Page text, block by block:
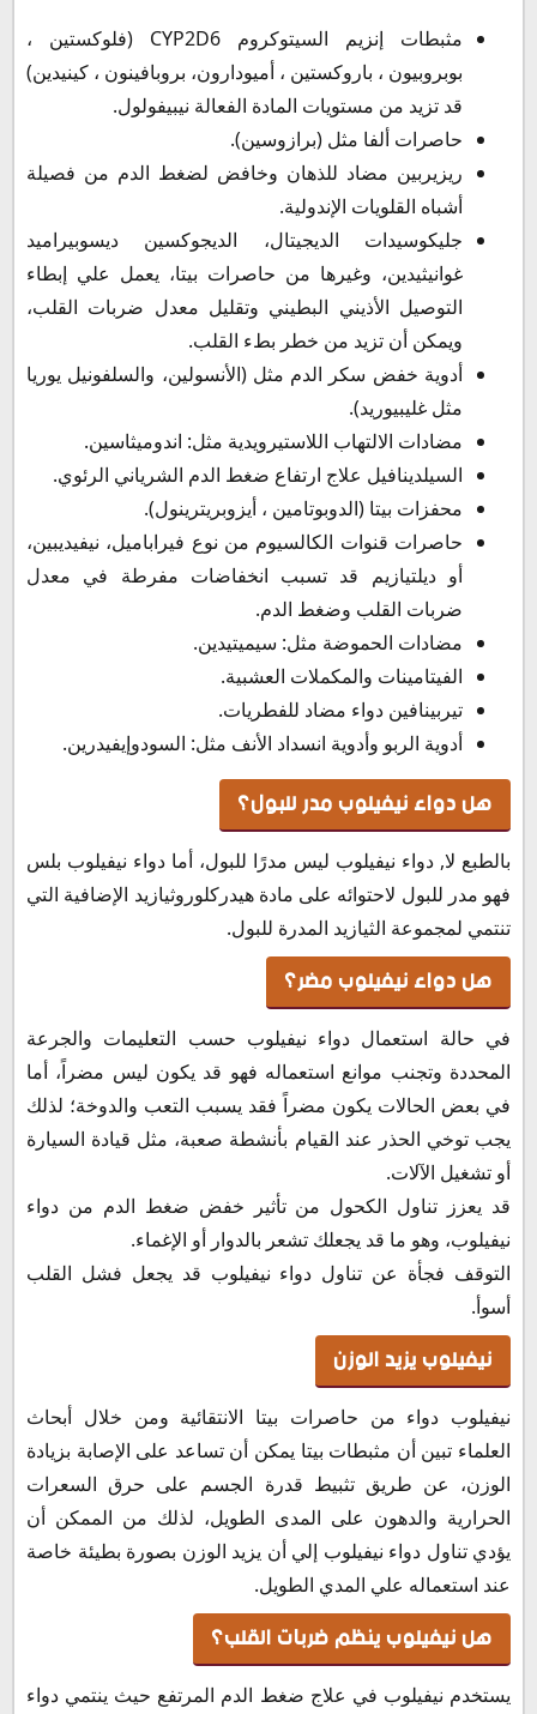
مثبطات إنزيم السيتوكروم CYP2D6 (فلوكستين ،
بوبروبيون ، باروكستين ، أميودارون، بروبافينون ، كينيدين)
قد تزيد من مستويات المادة الفعالة نيبيفولول.
حاصرات ألفا مثل (برازوسين).
ريزيربين مضاد للذهان وخافض لضغط الدم من فصيلة
أشباه القلويات الإندولية.
جليكوسيدات الديجيتال، الديجوكسين ديسوبيراميد
غوانيثيدين، وغيرها من حاصرات بيتا، يعمل علي إبطاء
التوصيل الأذيني البطيني وتقليل معدل ضربات القلب،
ويمكن أن تزيد من خطر بطء القلب.
أدوية خفض سكر الدم مثل (الأنسولين، والسلفونيل يوريا
مثل غليبيوريد).
مضادات الالتهاب اللاستيرويدية مثل: اندوميثاسين.
السيلدينافيل علاج ارتفاع ضغط الدم الشرياني الرئوي.
محفزات بيتا (الدوبوتامين ، أيزوبريترينول).
حاصرات قنوات الكالسيوم من نوع فيراباميل، نيفيديبين،
أو ديلتيازيم قد تسبب انخفاضات مفرطة في معدل
ضربات القلب وضغط الدم.
مضادات الحموضة مثل: سيميتيدين.
الفيتامينات والمكملات العشبية.
تيربينافين دواء مضاد للفطريات.
أدوية الربو وأدوية انسداد الأنف مثل: السودوإيفيدرين.
هل دواء نيفيلوب مدر للبول؟
بالطبع لا, دواء نيفيلوب ليس مدرًا للبول، أما دواء نيفيلوب بلس
فهو مدر للبول لاحتوائه على مادة هيدركلوروثيازيد الإضافية التي
تنتمي لمجموعة الثيازيد المدرة للبول.
هل دواء نيفيلوب مضر؟
في حالة استعمال دواء نيفيلوب حسب التعليمات والجرعة
المحددة وتجنب موانع استعماله فهو قد يكون ليس مضراً، أما
في بعض الحالات يكون مضراً فقد يسبب التعب والدوخة؛ لذلك
يجب توخي الحذر عند القيام بأنشطة صعبة، مثل قيادة السيارة
أو تشغيل الآلات.
قد يعزز تناول الكحول من تأثير خفض ضغط الدم من دواء
نيفيلوب، وهو ما قد يجعلك تشعر بالدوار أو الإغماء.
التوقف فجأة عن تناول دواء نيفيلوب قد يجعل فشل القلب
أسوأ.
نيفيلوب يزيد الوزن
نيفيلوب دواء من حاصرات بيتا الانتقائية ومن خلال أبحاث
العلماء تبين أن مثبطات بيتا يمكن أن تساعد على الإصابة بزيادة
الوزن، عن طريق تثبيط قدرة الجسم على حرق السعرات
الحرارية والدهون على المدى الطويل، لذلك من الممكن أن
يؤدي تناول دواء نيفيلوب إلي أن يزيد الوزن بصورة بطيئة خاصة
عند استعماله علي المدي الطويل.
هل نيفيلوب ينظم ضربات القلب؟
يستخدم نيفيلوب في علاج ضغط الدم المرتفع حيث ينتمي دواء